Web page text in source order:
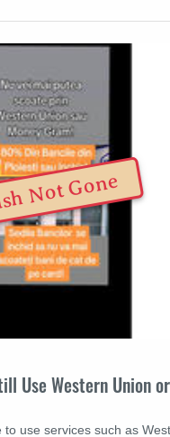
Use Western Union
use services such as
Not Gone